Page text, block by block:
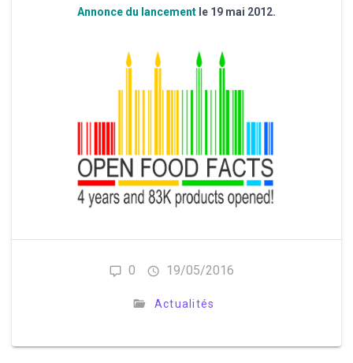
Annonce du lancement le 19 mai 2012.
0 19/05/2016
Actualités